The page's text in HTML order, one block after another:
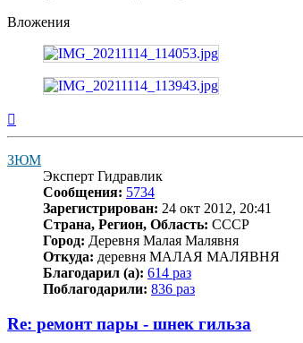
Вложения
ЗЮМ
Эксперт Гидравлик
Сообщения: 5734
Зарегистрирован: 24 окт 2012, 20:41
Страна, Регион, Область: СССР
Город: Деревня Малая Малявня
Откуда: деревня МАЛАЯ МАЛЯВНЯ
Благодарил (а): 614 раз
Поблагодарили: 836 раз
Re: ремонт пары - шнек гильза